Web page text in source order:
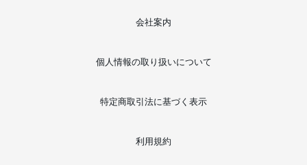
会社案内
個人情報の取り扱いについて
特定商取引法に基づく表示
利用規約